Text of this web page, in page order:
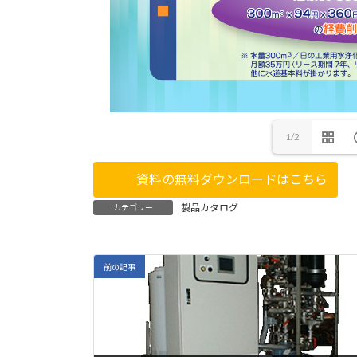
1/2
資料の無料ダウンロードはこちら
カテゴリー 製品カタログ
前の記事